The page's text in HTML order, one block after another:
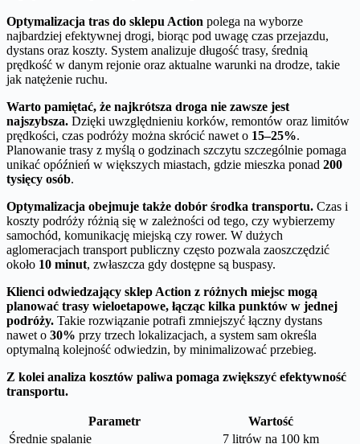
Optymalizacja tras do sklepu Action polega na wyborze
najbardziej efektywnej drogi, biorąc pod uwagę czas przejazdu,
dystans oraz koszty. System analizuje długość trasy, średnią
prędkość w danym rejonie oraz aktualne warunki na drodze, takie
jak natężenie ruchu.
Warto pamiętać, że najkrótsza droga nie zawsze jest
najszybsza. Dzięki uwzględnieniu korków, remontów oraz limitów
prędkości, czas podróży można skrócić nawet o 15–25%.
Planowanie trasy z myślą o godzinach szczytu szczególnie pomaga
unikać opóźnień w większych miastach, gdzie mieszka ponad 200
tysięcy osób.
Optymalizacja obejmuje także dobór środka transportu. Czas i
koszty podróży różnią się w zależności od tego, czy wybierzemy
samochód, komunikację miejską czy rower. W dużych
aglomeracjach transport publiczny często pozwala zaoszczędzić
około 10 minut, zwłaszcza gdy dostępne są buspasy.
Klienci odwiedzający sklep Action z różnych miejsc mogą
planować trasy wieloetapowe, łącząc kilka punktów w jednej
podróży. Takie rozwiązanie potrafi zmniejszyć łączny dystans
nawet o 30% przy trzech lokalizacjach, a system sam określa
optymalną kolejność odwiedzin, by minimalizować przebieg.
Z kolei analiza kosztów paliwa pomaga zwiększyć efektywność
transportu.
Parametr
Wartość
Średnie spalanie
7 litrów na 100 km